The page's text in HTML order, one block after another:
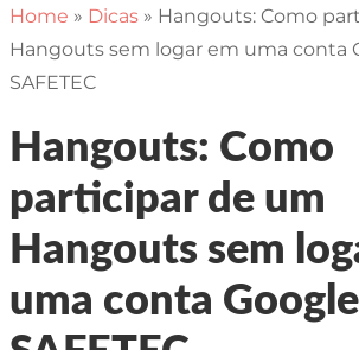
Home » Dicas » Hangouts: Como
Hangouts sem logar em uma conta
SAFETEC
Hangouts: Como
participar de um
Hangouts sem
uma conta